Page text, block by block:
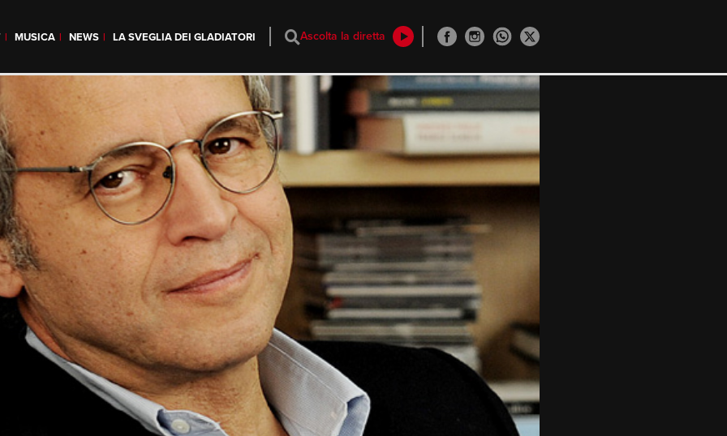
MUSICA NEWS LA SVEGLIA DEI GLADIATORI Ascolta la diretta